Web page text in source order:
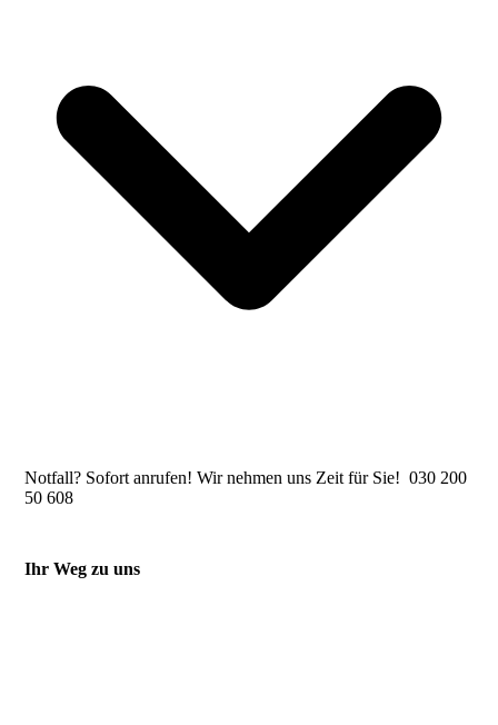
Notfall? Sofort anrufen! Wir nehmen uns Zeit für Sie! 030 200
50 608
Ihr Weg zu uns